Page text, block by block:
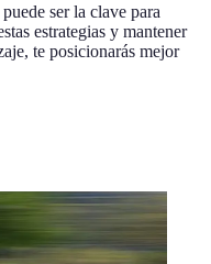
ser la clave para
estrategias y mantener
te posicionarás mejor